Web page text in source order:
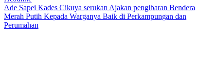
Ade Sapei Kades Cikuya serukan Ajakan pengibaran Bendera
Merah Putih Kepada Warganya Baik di Perkampungan dan
Perumahan